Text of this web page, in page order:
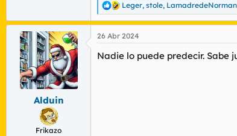
R
e
a
c
i
Leger, stole, LamadredeNorman
Alduin
Frikazo
26 Abr 2024
Nadie lo puede predecir. Sabe